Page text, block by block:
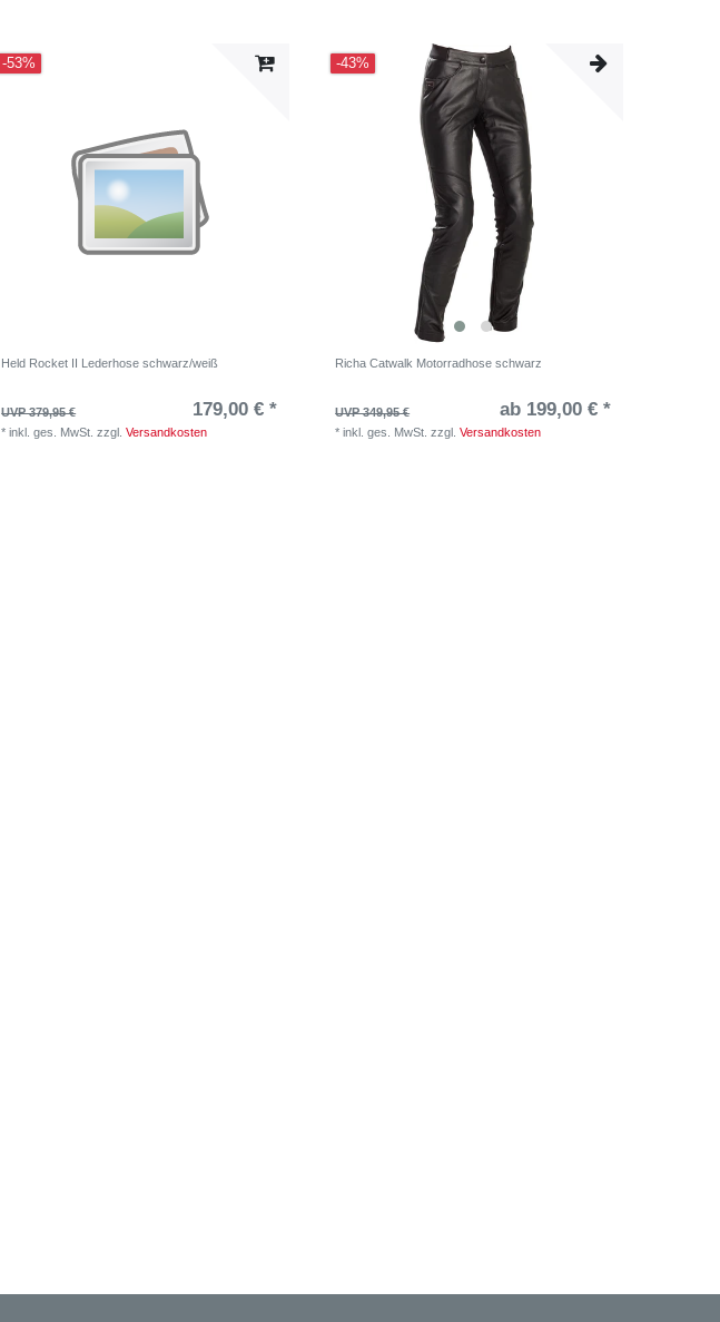
-53%
Held Rocket II Lederhose schwarz/weiß
UVP 379,95 € 179,00 € *
*inkl. ges. MwSt. zzgl.Versandkosten
-43%
Richa Catwalk Motorradhose schwarz
UVP 349,95 € ab 199,00 € *
*inkl. ges. MwSt. zzgl.Versandkosten